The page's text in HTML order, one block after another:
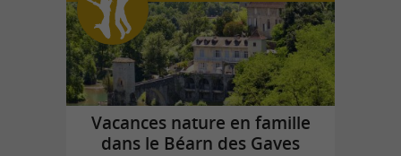
Vacances nature en famille
dans le Béarn des Gaves